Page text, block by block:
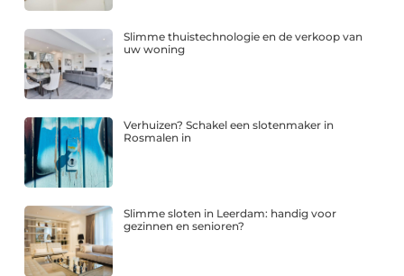
Slimme thuistechnologie en de verkoop van
uw woning
Verhuizen? Schakel een slotenmaker in
Rosmalen in
Slimme sloten in Leerdam: handig voor
gezinnen en senioren?